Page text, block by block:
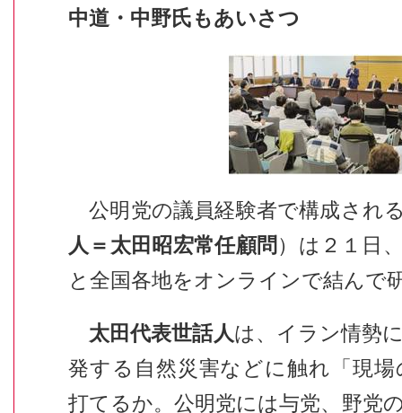
中道・中野氏もあいさつ
公明党の議員経験者で構成され
人＝太田昭宏常任顧問 ）は２１日
と全国各地をオンラインで結んで
太田代表世話人は、イラン情勢
発する自然災害などに触れ「現
打てるか。公明党には与党、野党